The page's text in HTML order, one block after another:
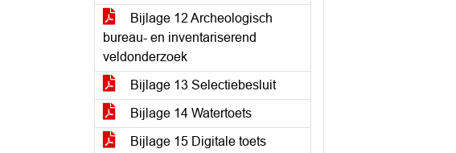
Bijlage 12 Archeologisch
bureau- en inventariserend
veldonderzoek
Bijlage 13 Selectiebesluit
Bijlage 14 Watertoets
Bijlage 15 Digitale toets